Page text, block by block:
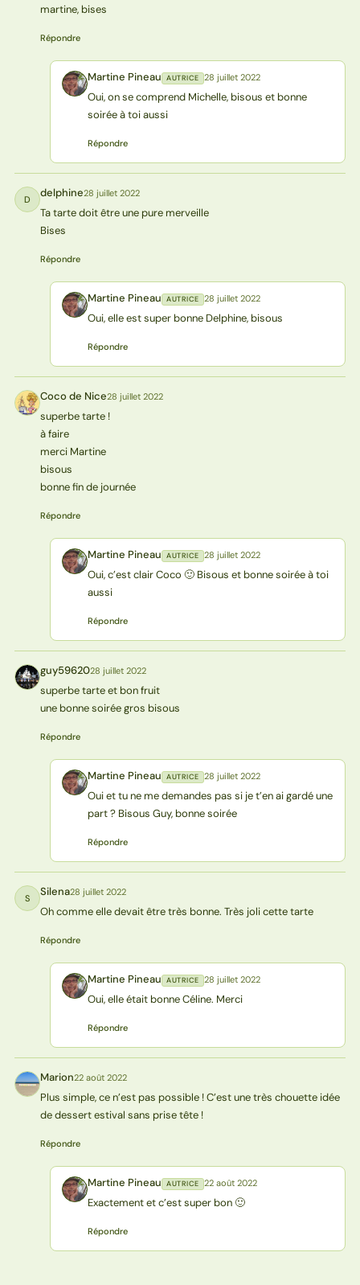
martine, bises
Répondre
MP Martine Pineau AUTRICE 28 juillet 2022
Oui, on se comprend Michelle, bisous et bonne
soirée à toi aussi
Répondre
D delphine28 juillet 2022
Ta tarte doit être une pure merveille
Bises
Répondre
MP Martine Pineau AUTRICE 28 juillet 2022
Oui, elle est super bonne Delphine, bisous
Répondre
CN Coco de Nice28 juillet 2022
superbe tarte !
à faire
merci Martine
bisous
bonne fin de journée
Répondre
MP Martine Pineau AUTRICE 28 juillet 2022
Oui, c’est clair Coco 🙂 Bisous et bonne soirée à toi
aussi
Répondre
G guy5962028 juillet 2022
superbe tarte et bon fruit
une bonne soirée gros bisous
Répondre
MP Martine Pineau AUTRICE 28 juillet 2022
Oui et tu ne me demandes pas si je t’en ai gardé une
part ? Bisous Guy, bonne soirée
Répondre
S Silena28 juillet 2022
Oh comme elle devait être très bonne. Très joli cette tarte
Répondre
MP Martine Pineau AUTRICE 28 juillet 2022
Oui, elle était bonne Céline. Merci
Répondre
M Marion22 août 2022
Plus simple, ce n’est pas possible ! C’est une très chouette idée
de dessert estival sans prise tête !
Répondre
MP Martine Pineau AUTRICE 22 août 2022
Exactement et c’est super bon 🙂
Répondre